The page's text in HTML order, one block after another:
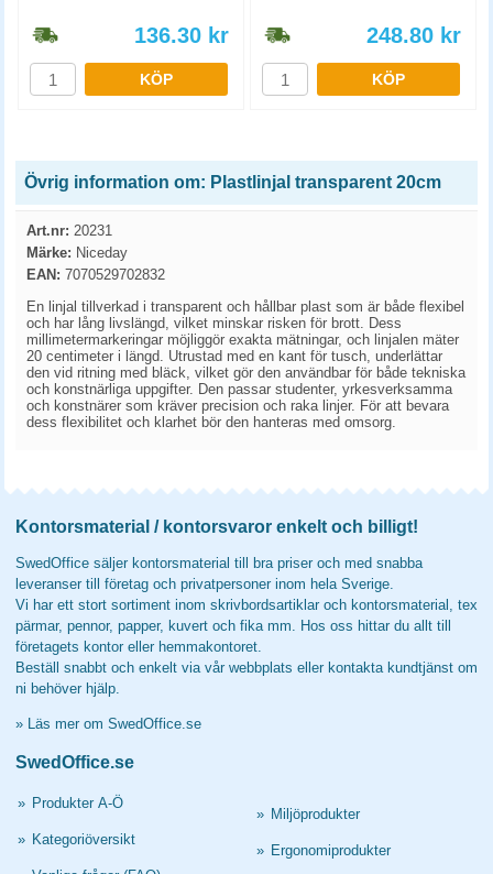
136.30 kr
KÖP
248.80 kr
KÖP
Övrig information om: Plastlinjal transparent 20cm
Art.nr: 20231
Märke: Niceday
EAN: 7070529702832
En linjal tillverkad i transparent och hållbar plast som är både flexibel
och har lång livslängd, vilket minskar risken för brott. Dess
millimetermarkeringar möjliggör exakta mätningar, och linjalen mäter
20 centimeter i längd. Utrustad med en kant för tusch, underlättar
den vid ritning med bläck, vilket gör den användbar för både tekniska
och konstnärliga uppgifter. Den passar studenter, yrkesverksamma
och konstnärer som kräver precision och raka linjer. För att bevara
dess flexibilitet och klarhet bör den hanteras med omsorg.
Kontorsmaterial / kontorsvaror enkelt och billigt!
SwedOffice säljer kontorsmaterial till bra priser och med snabba
leveranser till företag och privatpersoner inom hela Sverige.
Vi har ett stort sortiment inom skrivbordsartiklar och kontorsmaterial, tex
pärmar, pennor, papper, kuvert och fika mm. Hos oss hittar du allt till
företagets kontor eller hemmakontoret.
Beställ snabbt och enkelt via vår webbplats eller kontakta kundtjänst om
ni behöver hjälp.
» Läs mer om SwedOffice.se
SwedOffice.se
» Produkter A-Ö
» Kategoriöversikt
» Miljöprodukter
» Ergonomiprodukter